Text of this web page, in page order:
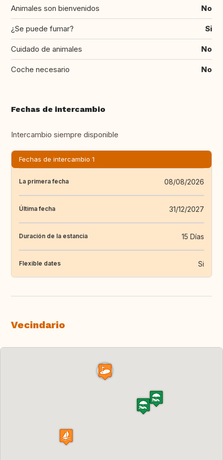
Animales son bienvenidos No
¿Se puede fumar? Si
Cuidado de animales No
Coche necesario No
Fechas de intercambio
Intercambio siempre disponible
Fechas de intercambio 1
La primera fecha 08/08/2026
Última fecha 31/12/2027
Duración de la estancia 15 Días
Flexible dates Si
Vecindario